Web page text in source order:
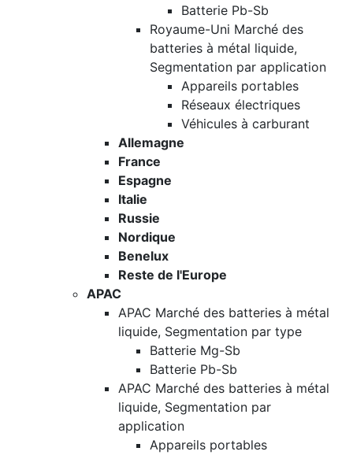
Batterie Pb-Sb
Royaume-Uni Marché des
batteries à métal liquide,
Segmentation par application
Appareils portables
Réseaux électriques
Véhicules à carburant
Allemagne
France
Espagne
Italie
Russie
Nordique
Benelux
Reste de l'Europe
APAC
APAC Marché des batteries à métal
liquide, Segmentation par type
Batterie Mg-Sb
Batterie Pb-Sb
APAC Marché des batteries à métal
liquide, Segmentation par
application
Appareils portables